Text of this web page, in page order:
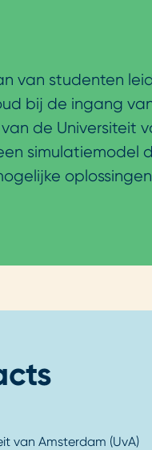
van studenten
bij de ingang
de Universiteit
simulatiemodel
van Amsterdam (UvA)